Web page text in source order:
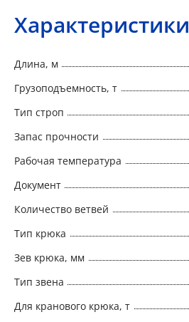
Характеристики
Длина, м
Грузоподъемность, т
Тип строп
Запас прочности
Рабочая температура
Документ
Количество ветвей
Тип крюка
Зев крюка, мм
Тип звена
Для кранового крюка, т